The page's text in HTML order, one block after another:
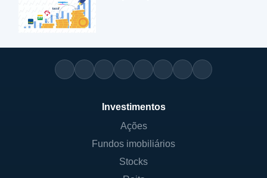
Investimentos
Ações
Fundos imobiliários
Stocks